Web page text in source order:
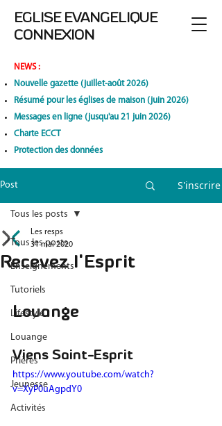
EGLISE EVANGELIQUE
CONNEXION
NEWS:
Nouvelle gazette (juillet-août 2026)
Résumé pour les églises de maison (juin 2026)
Messages en ligne (jusqu'au 21 juin 2026)
Charte ECCT
Protection des données
Post S'inscrire
Tous les posts
Enseignements
Tutoriels
Lifestyle
Louange
Prières
Jeunesse
Activités
Tous les posts
Recevez l'Esprit
Les resps
31 mai 2020
Louange
Viens Saint-Esprit
https://www.youtube.com/watch?
v=XyP0uAgpdY0